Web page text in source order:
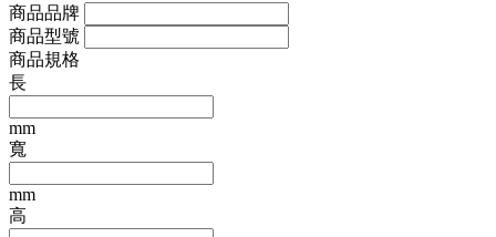
商品品牌
商品型號
商品規格
長
mm
寬
mm
高